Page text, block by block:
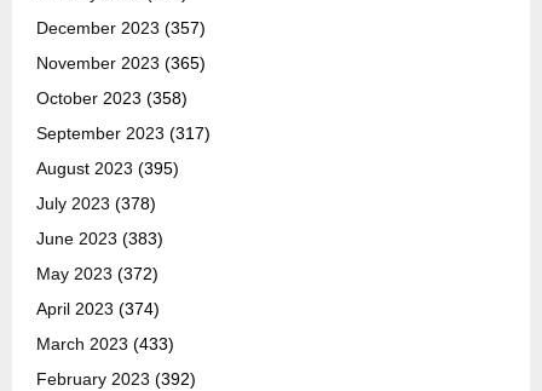
December 2023 (357)
November 2023 (365)
October 2023 (358)
September 2023 (317)
August 2023 (395)
July 2023 (378)
June 2023 (383)
May 2023 (372)
April 2023 (374)
March 2023 (433)
February 2023 (392)